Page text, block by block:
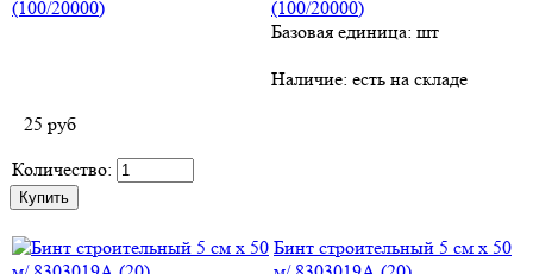
(100/20000)
Базовая единица: шт
Наличие: есть на складе
25 руб
Количество:
Бинт строительный 5 см х 50